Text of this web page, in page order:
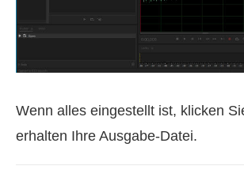
Wenn alles eingestellt ist, klicken
erhalten Ihre Ausgabe-Datei.